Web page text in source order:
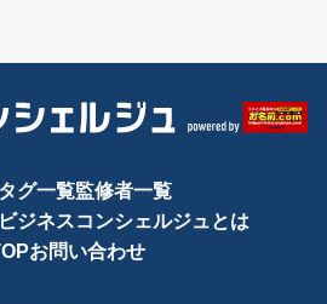
タグ一覧監修者一覧
ビジネスコンシェルジュとは
お問い合わせ